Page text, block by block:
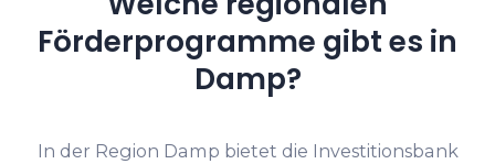
Förderprogramme gibt es in
Damp?
In der Region Damp bietet die Investitionsbank